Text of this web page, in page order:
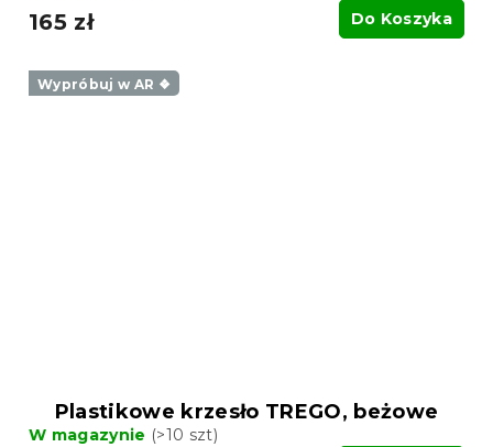
165 zł Do Koszyka
Wypróbuj w AR ❖
Plastikowe krzesło TREGO, beżowe
W magazynie (>10 szt)